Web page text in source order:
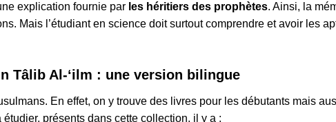
explication fournie par les héritiers des prophètes. Ainsi, la
Mais l’étudiant en science doit surtout comprendre et avoir les
Tâlib Al-‘ilm : une version bilingue
En effet, on y trouve des livres pour les débutants mais
présents dans cette collection, il y a :